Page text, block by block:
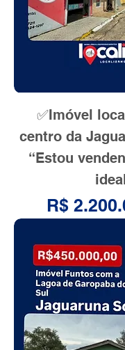
✅Imóvel
centro da
“Estou
Preço
R$